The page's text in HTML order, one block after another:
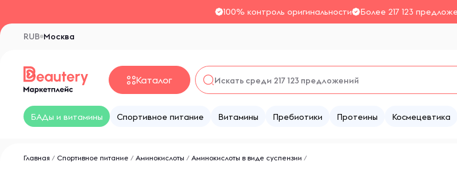
100% контроль оригинальности Более 217 123
Москва
RUB
Каталог
БАДы и витамины Спортивное питание Витамины Пребиотики Протеины Космецевтика
Главная / Спортивное питание / Аминокислоты / Аминокислоты в виде суспензии /